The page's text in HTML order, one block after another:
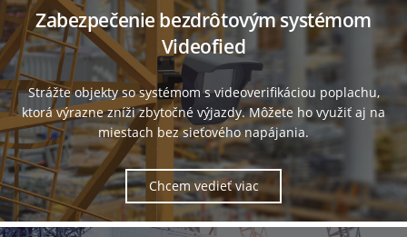
Zabezpečenie bezdrôtovým systémom
Videofied
Strážte objekty so systémom s videoverifikáciou poplachu,
ktorá výrazne zníži zbytočné výjazdy. Môžete ho využiť aj na
miestach bez sieťového napájania.
Chcem vedieť viac